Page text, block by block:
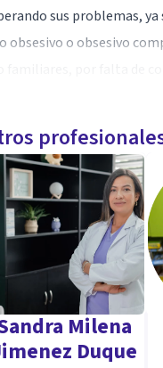
sus problemas,
o obsesivo
de experiencia
Milena
Duque